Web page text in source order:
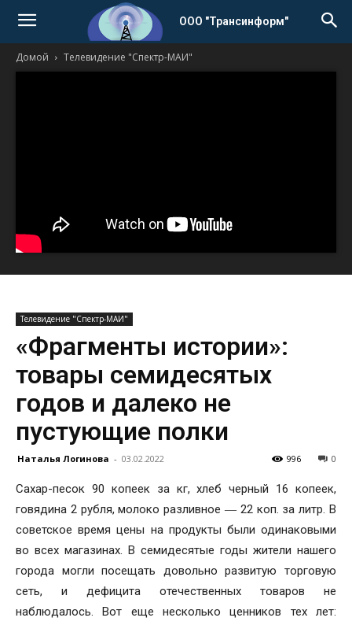
ООО "Трансинформ"
Домой Телевидение "Спектр-МАИ"
Телевидение "Спектр-МАИ"
«Фрагменты истории»:
товары семидесятых
годов и далеко не
пустующие полки
Наталья Логинова - 03.02.2022 0
996
Сахар-песок 90 копеек за кг, хлеб черный 16 копеек,
говядина 2 рубля, молоко разливное ― 22 коп. за литр. В
советское время цены на продукты были одинаковыми
во всех магазинах. В семидесятые годы жители нашего
города могли посещать довольно развитую торговую
сеть, и дефицита отечественных товаров не
наблюдалось. Вот еще несколько ценников тех лет: